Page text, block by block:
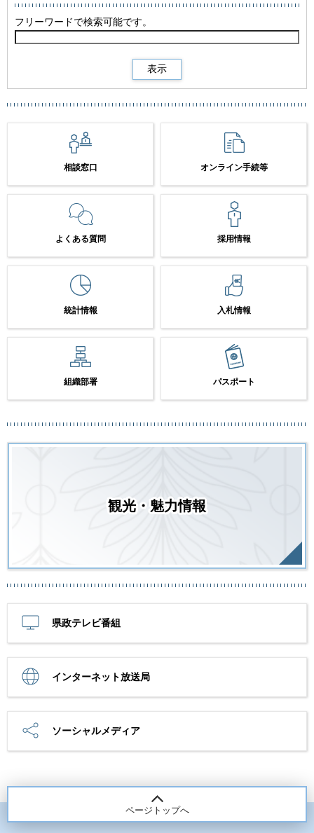
フリーワードで検索可能です。
相談窓口 オンライン手続等
よくある質問 採用情報
統計情報 入札情報
組織部署 パスポート
観光・魅力情報
県政テレビ番組
インターネット放送局
ソーシャルメディア
ページトップへ